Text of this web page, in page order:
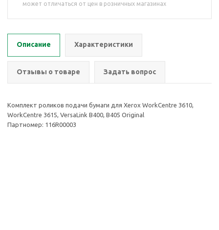
может отличаться от цен в розничных магазинах
Описание Характеристики
Отзывы о товаре Задать вопрос
Комплект роликов подачи бумаги для Xerox WorkCentre 3610,
WorkCentre 3615, VersaLink B400, B405 Original
Партномер: 116R00003